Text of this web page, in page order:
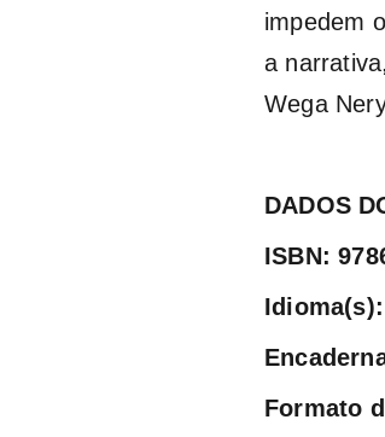
impedem
a
Wega
DADOS
ISBN:
Formato